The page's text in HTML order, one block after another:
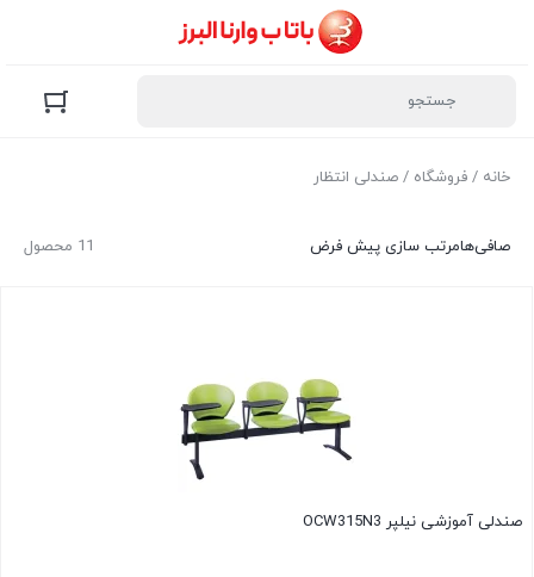
خانه / فروشگاه / صندلی انتظار
11 محصول صافی‌هامرتب سازی پیش فرض
صندلی آموزشی نیلپر OCW315N3